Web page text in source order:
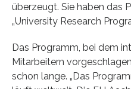
überzeugt. Sie haben das
„University Research
Das Programm, bei dem
Mitarbeitern
schon lange. „Das